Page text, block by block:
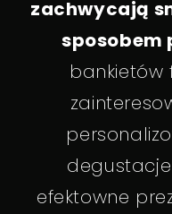
zachwycają
sposobem
bankietów
efektowne